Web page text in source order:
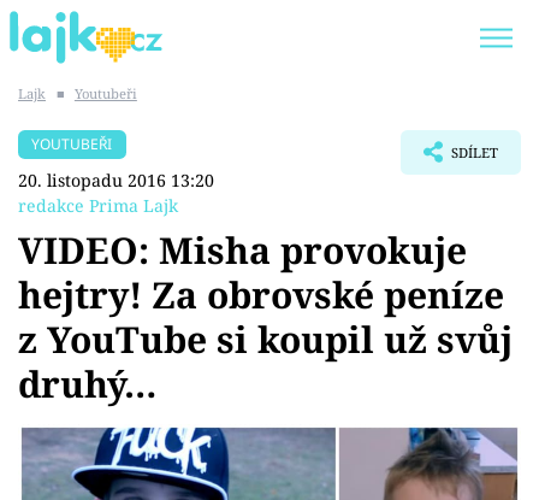
SHOPAHOLICADEL
Témata
Showbyznys
Youtubeři
Virály
Lajk ■ Youtubeři
YOUTUBEŘI
20. listopadu 2016 13:20
redakce Prima Lajk
SDÍLET
VIDEO: Misha provokuje
hejtry! Za obrovské peníze
z YouTube si koupil už svůj
druhý…